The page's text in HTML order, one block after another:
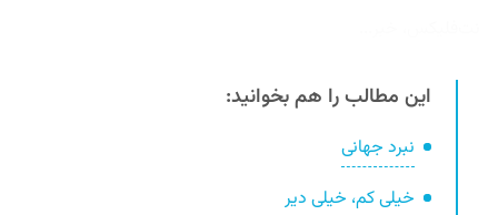
این مطالب را هم بخوانید:
نبرد جهانی
خیلی کم، خیلی دیر